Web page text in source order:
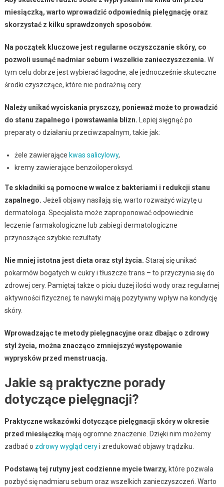
miesiączką, warto wprowadzić odpowiednią pielęgnację oraz
skorzystać z kilku sprawdzonych sposobów.
Na początek kluczowe jest regularne oczyszczanie skóry, co
pozwoli usunąć nadmiar sebum i wszelkie zanieczyszczenia. W
tym celu dobrze jest wybierać łagodne, ale jednocześnie skuteczne
środki czyszczące, które nie podrażnią cery.
Należy unikać wyciskania pryszczy, ponieważ może to prowadzić
do stanu zapalnego i powstawania blizn. Lepiej sięgnąć po
preparaty o działaniu przeciwzapalnym, takie jak:
żele zawierające kwas salicylowy,
kremy zawierające benzoiloperoksyd.
Te składniki są pomocne w walce z bakteriami i redukcji stanu
zapalnego. Jeżeli objawy nasilają się, warto rozważyć wizytę u
dermatologa. Specjalista może zaproponować odpowiednie
leczenie farmakologiczne lub zabiegi dermatologiczne
przynoszące szybkie rezultaty.
Nie mniej istotna jest dieta oraz styl życia. Staraj się unikać
pokarmów bogatych w cukry i tłuszcze trans – to przyczynia się do
zdrowej cery. Pamiętaj także o piciu dużej ilości wody oraz regularnej
aktywności fizycznej; te nawyki mają pozytywny wpływ na kondycję
skóry.
Wprowadzając te metody pielęgnacyjne oraz dbając o zdrowy
styl życia, można znacząco zmniejszyć występowanie
wyprysków przed menstruacją.
Jakie są praktyczne porady
dotyczące pielęgnacji?
Praktyczne wskazówki dotyczące pielęgnacji skóry w okresie
przed miesiączką mają ogromne znaczenie. Dzięki nim możemy
zadbać o zdrowy wygląd ceryi zredukować objawy trądziku.
Podstawą tej rutyny jest codzienne mycie twarzy, które pozwala
pozbyć się nadmiaru sebum oraz wszelkich zanieczyszczeń. Warto